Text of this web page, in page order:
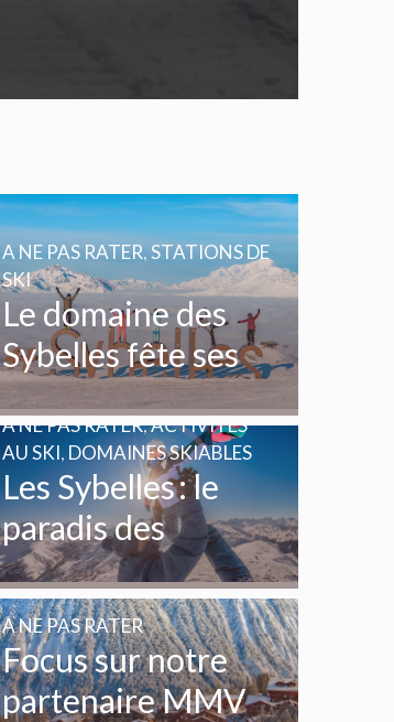
Le domaine des
Sybelles fête ses
20 ans
A NE PAS RATER,STATIONS DE
SKI
Les Sybelles : le
paradis des
enfants et des
amoureux de la
glisse
A NE PAS RATER,ACTIVITÉS
AU SKI, DOMAINES SKIABLES
Focus sur notre
partenaire MMV
A NE PAS RATER